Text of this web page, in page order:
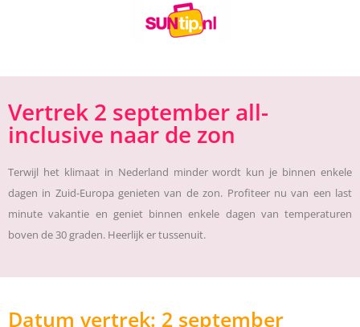
Vertrek 2 september all-
inclusive naar de zon
Terwijl het klimaat in Nederland minder wordt kun je binnen enkele
dagen in Zuid-Europa genieten van de zon. Profiteer nu van een last
minute vakantie en geniet binnen enkele dagen van temperaturen
boven de 30 graden. Heerlijk er tussenuit.
Datum vertrek: 2 september